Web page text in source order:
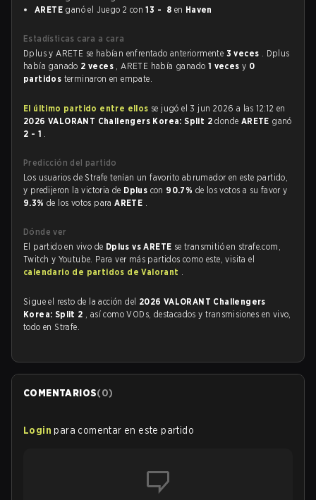
ARETE ganó el Juego 2 con13 - 8 en Haven
Estadísticas cara a cara
Dplus y ARETE se habían enfrentado anteriormente 3 veces . Dplus
había ganado 2 veces , ARETE había ganado 1 vecesy 0
partidos terminaron en empate.
El último partido entre ellos se jugó el 3 jun 2026 a las 12:12 en
2026 VALORANT Challengers Korea: Split 2donde ARETE ganó
2 - 1 .
Predicción del partido
Los usuarios de Strafe tenían un favorito abrumador en este partido,
y predijeron la victoria de Dplus con 90.7% de los votos a su favor y
9.3% de los votos paraARETE .
Dónde ver
El partido en vivo de Dplus vs ARETE se transmitió en strafe.com,
Twitch y Youtube. Para ver más partidos como este, visita el
calendario de partidos de Valorant .
Sigue el resto de la acción del 2026 VALORANT Challengers
Korea: Split 2 , así como VODs, destacados y transmisiones en vivo,
todo en Strafe.
COMENTARIOS(0)
Login para comentar en este partido